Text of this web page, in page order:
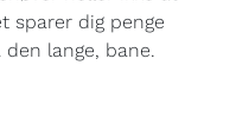
sparer dig penge
lange, bane.